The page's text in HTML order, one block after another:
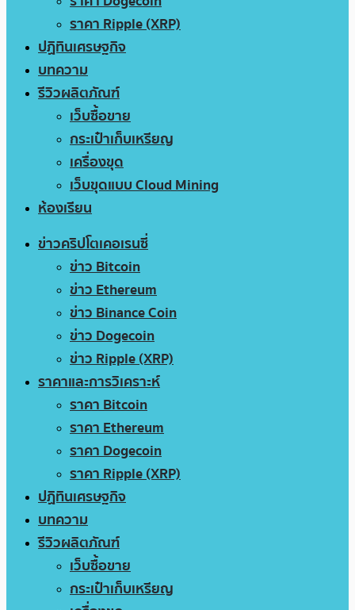
ราคา Ripple (XRP)
ปฏิทินเศรษฐกิจ
บทความ
รีวิวผลิตภัณฑ์
เว็บซื้อขาย
กระเป๋าเก็บเหรียญ
เครื่องขุด
เว็บขุดแบบ Cloud Mining
ห้องเรียน
ข่าวคริปโตเคอเรนซี่
ข่าว Bitcoin
ข่าว Ethereum
ข่าว Binance Coin
ข่าว Dogecoin
ข่าว Ripple (XRP)
ราคาและการวิเคราะห์
ราคา Bitcoin
ราคา Ethereum
ราคา Dogecoin
ราคา Ripple (XRP)
ปฏิทินเศรษฐกิจ
บทความ
รีวิวผลิตภัณฑ์
เว็บซื้อขาย
กระเป๋าเก็บเหรียญ